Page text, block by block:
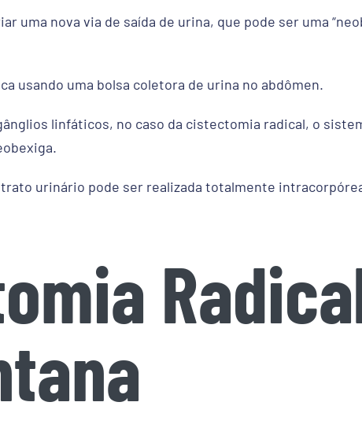
uma nova via de saída de urina, que pode ser uma
usando uma bolsa coletora de urina no abdômen.
linfáticos, no caso da cistectomia radical, o
urinário pode ser realizada totalmente